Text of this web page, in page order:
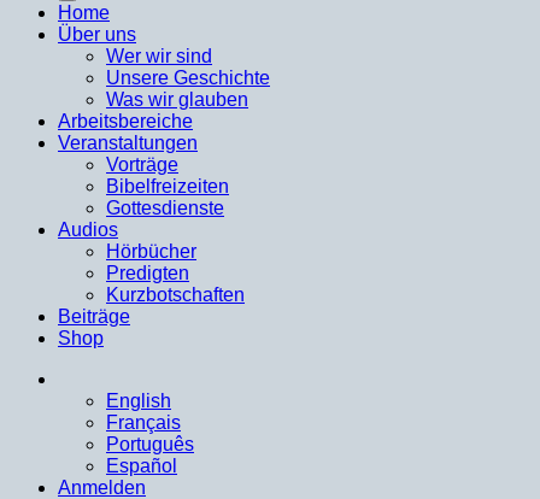
Home
Über uns
Wer wir sind
Unsere Geschichte
Was wir glauben
Arbeitsbereiche
Veranstaltungen
Vorträge
Bibelfreizeiten
Gottesdienste
Audios
Hörbücher
Predigten
Kurzbotschaften
Beiträge
Shop
English
Français
Português
Español
Anmelden